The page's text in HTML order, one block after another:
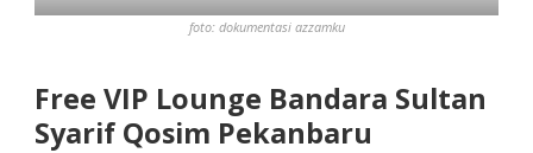
foto: dokumentasi azzamku
Free VIP Lounge Bandara Sultan
Syarif Qosim Pekanbaru